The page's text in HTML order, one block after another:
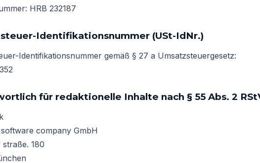
HRB 232187
Identifikationsnummer (USt-IdNr.)
Identifikationsnummer gemäß § 27 a Umsatzsteuergesetz:
für redaktionelle Inhalte nach § 55 Abs. 2
company GmbH
180